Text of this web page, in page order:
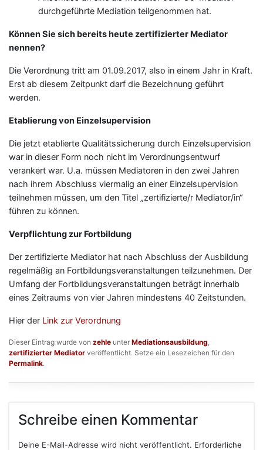
durchgeführte Mediation teilgenommen hat.
Können Sie sich bereits heute zertifizierter Mediator
nennen?
Die Verordnung tritt am 01.09.2017, also in einem Jahr in Kraft.
Erst ab diesem Zeitpunkt darf die Bezeichnung geführt
werden.
Etablierung von Einzelsupervision
Die jetzt etablierte Qualitätssicherung durch Einzelsupervision
war in dieser Form noch nicht im Verordnungsentwurf
verankert war. U.a. müssen Mediatoren in den zwei Jahren
nach ihrem Abschluss viermalig an einer Einzelsupervision
teilnehmen müssen, um den Titel „zertifizierte/r Mediator/in“
führen zu können.
Verpflichtung zur Fortbildung
Der zertifizierte Mediator hat nach Abschluss der Ausbildung
regelmäßig an Fortbildungsveranstaltungen teilzunehmen. Der
Umfang der Fortbildungsveranstaltungen beträgt innerhalb
eines Zeitraums von vier Jahren mindestens 40 Zeitstunden.
Hier der Link zur Verordnung
Dieser Eintrag wurde von zehle unter Mediationsausbildung
zertifizierter Mediator veröffentlicht. Setze ein Lesezeichen für den
Permalink.
Schreibe einen Kommentar
Deine E-Mail-Adresse wird nicht veröffentlicht. Erforderliche